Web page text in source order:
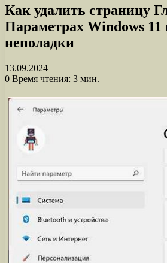
Как удалить страницу
Параметрах Windows
неполадки
13.09.2024
0 Время чтения: 3 мин.